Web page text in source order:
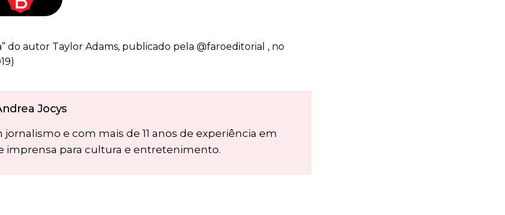
do autor Taylor Adams, publicado pela @faroeditorial , no
Jocys
jornalismo e com mais de 11 anos de experiência em
imprensa para cultura e entretenimento.